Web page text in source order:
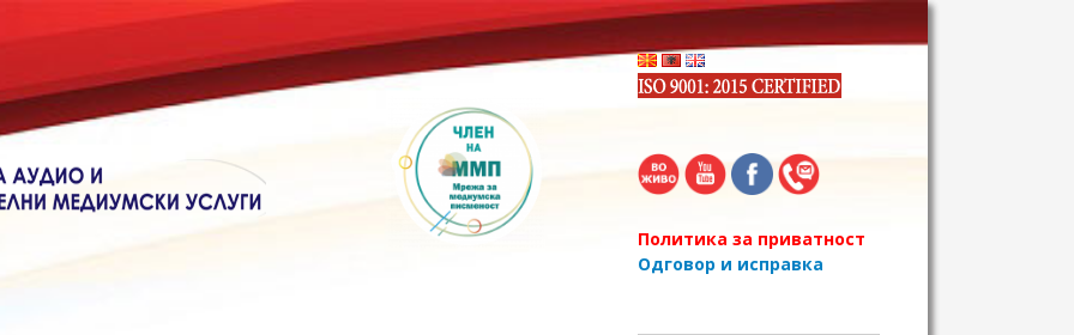
Политика за приватност
Одговор и исправка